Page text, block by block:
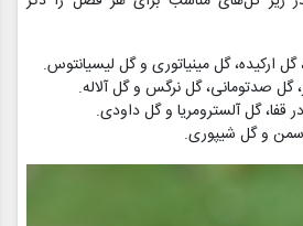
ارکیده، گل مینیاتوری و گل لیسیانتوس.
گل صدتومانی، گل نرگس و گل آلاله.
قفا، گل آلسترومریا و گل داودی.
و گل شیپوری.